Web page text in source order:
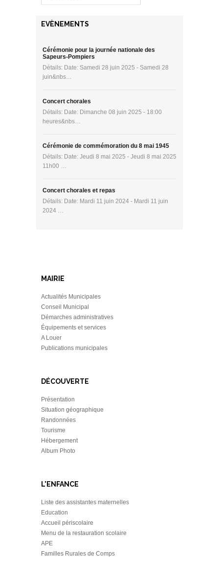
EVÈNEMENTS
Cérémonie pour la journée nationale des
Sapeurs-Pompiers
Détails: Date: Samedi 28 juin 2025 - Samedi 28
juin&nbs…
Concert chorales
Détails: Date: Dimanche 08 juin 2025 - 18:00
heures&nbs…
Cérémonie de commémoration du 8 mai 1945
Détails: Date: Jeudi 8 mai 2025 - Jeudi 8 mai 2025
11h00 …
Concert chorales et repas
Détails: Date: Mardi 11 juin 2024 - Mardi 11 juin
2024 …
MAIRIE
Actualités Municipales
Conseil Municipal
Démarches administratives
Équipements et services
A Louer
Publications municipales
DÉCOUVERTE
Présentation
Situation géographique
Randonnées
Tourisme
Hébergement
Album Photo
L'ENFANCE
Liste des assistantes maternelles
Education
Accueil périscolaire
Menu de la restauration scolaire
APE
Familles Rurales de Comps